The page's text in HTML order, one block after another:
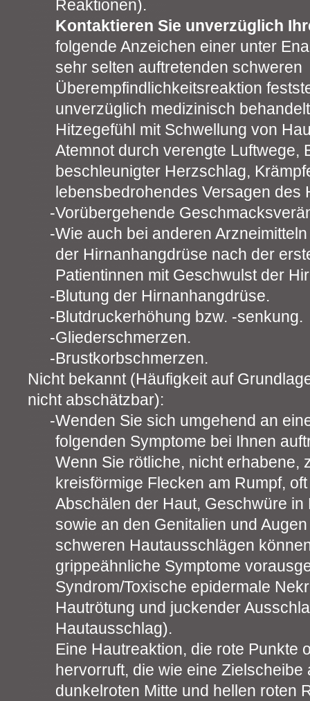
Reaktionen).
Kontaktieren Sie unverzüglich
folgende Anzeichen einer unter
sehr selten auftretenden schweren
Überempfindlichkeitsreaktion
unverzüglich medizinisch
Hitzegefühl mit Schwellung von
Atemnot durch verengte Luftwege,
beschleunigter Herzschlag,
lebensbedrohendes Versagen des
Vorübergehende
Wie auch bei anderen
der Hirnanhangdrüse nach der
Patientinnen mit Geschwulst der
Blutung der Hirnanhangdrüse.
Blutdruckerhöhung bzw. -senkung.
Gliederschmerzen.
Brustkorbschmerzen.
Nicht bekannt (Häufigkeit auf
nicht abschätzbar):
Wenden Sie sich umgehend an
folgenden Symptome bei Ihnen
Wenn Sie rötliche, nicht erhabene,
kreisförmige Flecken am Rumpf,
Abschälen der Haut, Geschwüre
sowie an den Genitalien und
schweren Hautausschlägen
grippeähnliche Symptome
Syndrom/Toxische epidermale
Hautrötung und juckender
Hautausschlag).
Eine Hautreaktion, die rote Punkte
hervorruft, die wie eine
dunkelroten Mitte und hellen roten